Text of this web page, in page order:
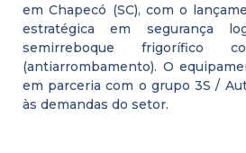
em Chapecó (SC), com o
estratégica em segurança
semirreboque frigorífico
(antiarrombamento). O
em parceria com o grupo 3S /
às demandas do setor.